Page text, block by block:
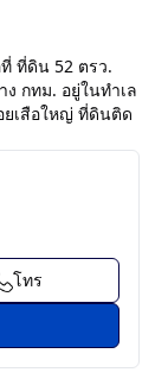
ที่ดิน 52 ตรว.
กทม. อยู่ในทำเล
ยเสือใหญ่ ที่ดินติด
โทร